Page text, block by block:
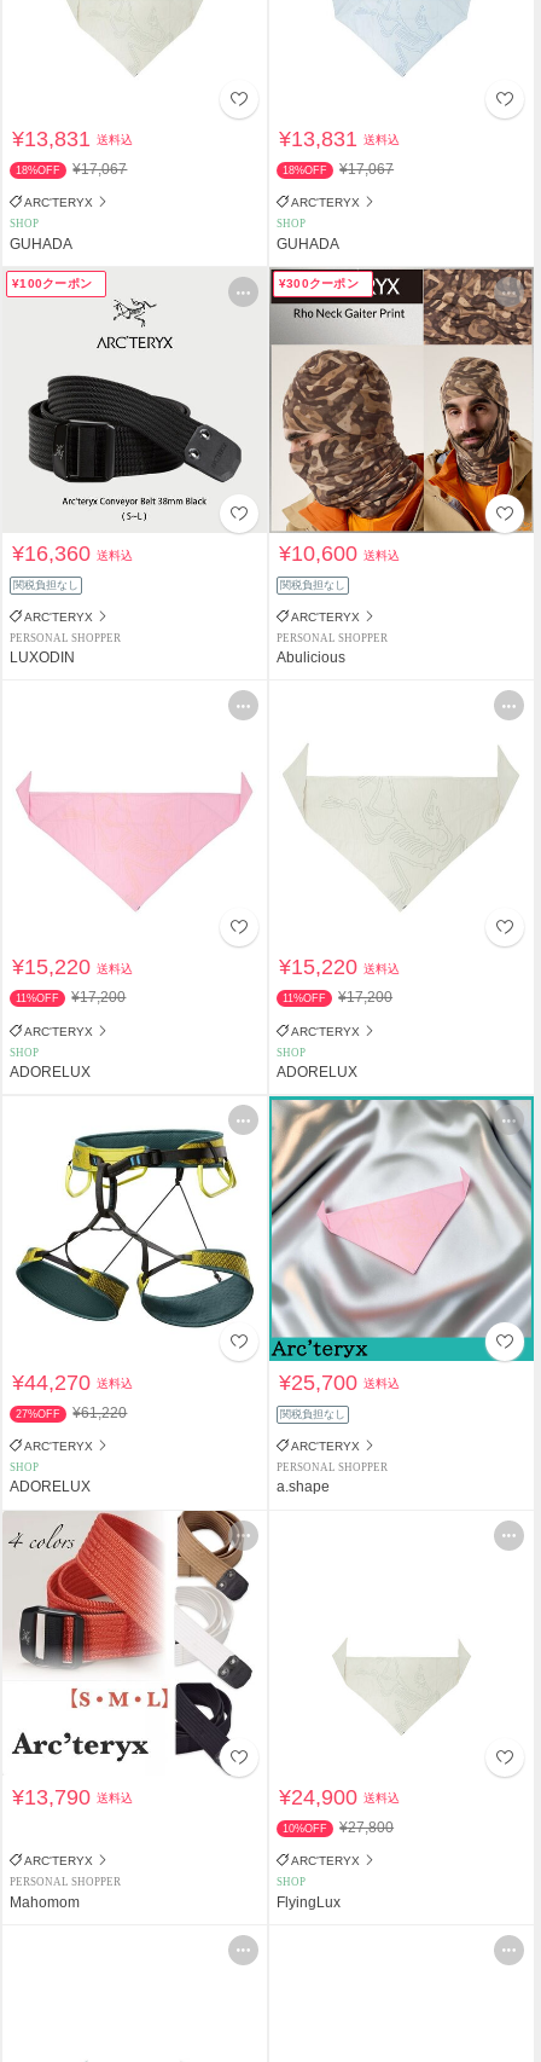
¥13,831送料込
18%OFF ¥17,067
ARC'TERYX
SHOP
GUHADA
¥13,831送料込
18%OFF ¥17,067
ARC'TERYX
SHOP
GUHADA
¥100クーポン
¥16,360送料込
関税負担なし
ARC'TERYX
PERSONAL SHOPPER
LUXODIN
¥300クーポン
¥10,600送料込
関税負担なし
ARC'TERYX
PERSONAL SHOPPER
Abulicious
¥15,220送料込
11%OFF ¥17,200
ARC'TERYX
SHOP
ADORELUX
¥15,220送料込
11%OFF ¥17,200
ARC'TERYX
SHOP
ADORELUX
¥44,270送料込
27%OFF ¥61,220
ARC'TERYX
SHOP
ADORELUX
¥25,700送料込
関税負担なし
ARC'TERYX
PERSONAL SHOPPER
a.shape
¥13,790送料込
ARC'TERYX
PERSONAL SHOPPER
Mahomom
¥24,900送料込
10%OFF ¥27,800
ARC'TERYX
SHOP
FlyingLux